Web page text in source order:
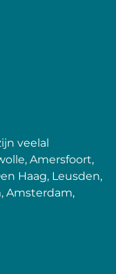
veelal
Amersfoort,
Haag, Leusden,
Amsterdam,